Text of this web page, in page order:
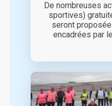
De nombreuses
sportives)
seront
encadrées par